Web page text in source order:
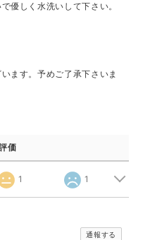
優しく水洗いして下さい。
ます。予めご了承下さいま
価
1 1
通報する